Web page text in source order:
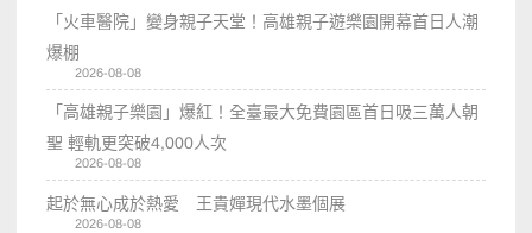
「火車醫院」變身親子天堂！高雄親子遊樂園開幕首日人潮
爆棚
2026-08-08
「高雄親子樂園」爆紅！全臺最大免費園區首日吸三萬人朝
聖 輕軌更突破4,000人次
2026-08-08
起於無心成於熱愛 王貴嬋現代水墨個展
2026-08-08